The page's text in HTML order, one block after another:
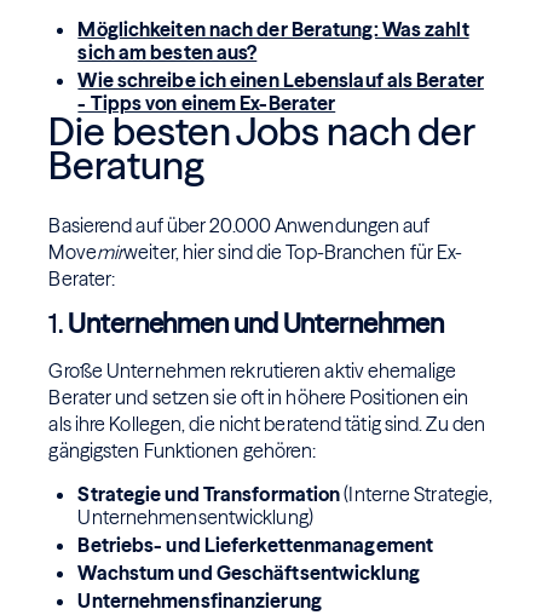
Möglichkeiten nach der Beratung: Was zahlt
sich am besten aus?
Wie schreibe ich einen Lebenslauf als Berater
- Tipps von einem Ex-Berater
Die besten Jobs nach der
Beratung
Basierend auf über 20.000 Anwendungen auf
Movemirweiter, hier sind die Top-Branchen für Ex-
Berater:
1.Unternehmen und Unternehmen
Große Unternehmen rekrutieren aktiv ehemalige
Berater und setzen sie oft in höhere Positionen ein
als ihre Kollegen, die nicht beratend tätig sind. Zu den
gängigsten Funktionen gehören:
Strategie und Transformation(Interne Strategie,
Unternehmensentwicklung)
Betriebs- und Lieferkettenmanagement
Wachstum und Geschäftsentwicklung
Unternehmensfinanzierung